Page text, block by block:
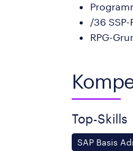
/36
RPG-
Top-Skills
SAP Basis